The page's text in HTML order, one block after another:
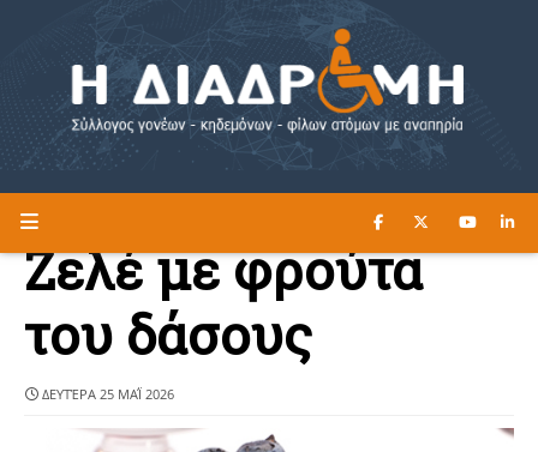
Η ΔΙΑΔΡΟΜΗ ΔΙΑΒΑΣΤΕ ΕΔΩ ►
Ζελέ με φρούτα
του δάσους
ΔΕΥΤΈΡΑ 25 ΜΑΪ́ 2026